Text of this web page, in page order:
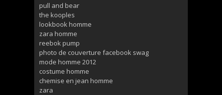
pull and bear
the kooples
lookbook homme
zara homme
reebok pump
photo de couverture facebook swag
mode homme 2012
costume homme
chemise en jean homme
zara